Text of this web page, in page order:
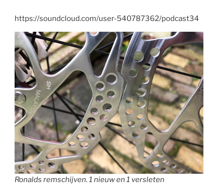
https://soundcloud.com/user-540787362/podcast34
Ronalds remschijven. 1 nieuw en 1 versleten